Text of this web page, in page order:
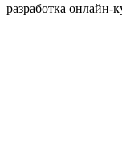
разработка онлайн-